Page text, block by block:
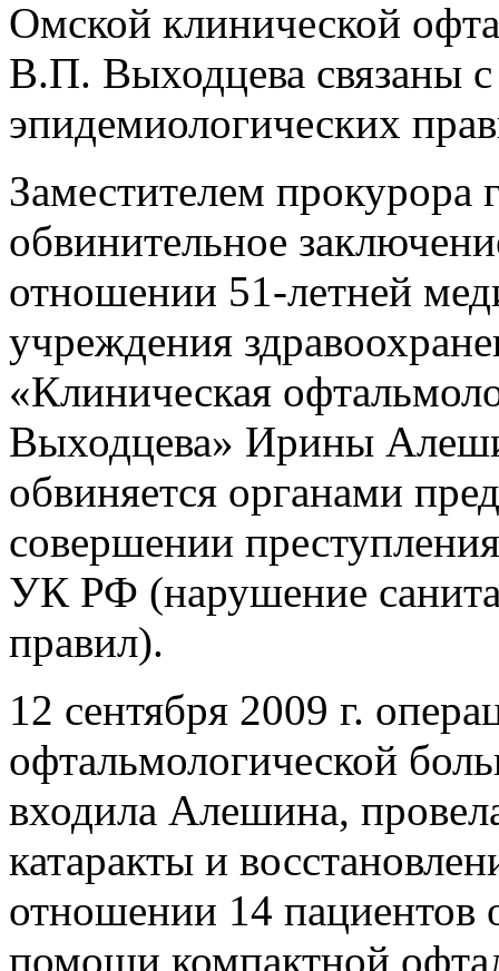
Омской клинической
В.П. Выходцева связаны
эпидемиологических
Заместителем прокурора
обвинительное
отношении 51-летней
учреждения
«Клиническая
Выходцева» Ирины
обвиняется органами
совершении
УК РФ (нарушение
правил).
12 сентября 2009 г.
офтальмологической
входила Алешина,
катаракты и
отношении 14 пациентов
помощи компактной